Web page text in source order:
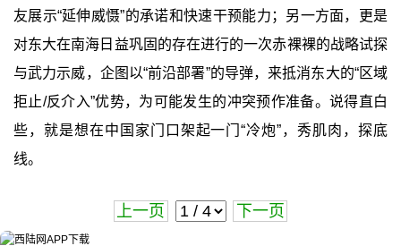
友展示“延伸威慑”的承诺和快速干预能力；另一方面，更是
对东大在南海日益巩固的存在进行的一次赤裸裸的战略试探
与武力示威，企图以“前沿部署”的导弹，来抵消东大的“区域
拒止/反介入”优势，为可能发生的冲突预作准备。说得直白
些，就是想在中国家门口架起一门“冷炮”，秀肌肉，探底
线。
上一页 下一页